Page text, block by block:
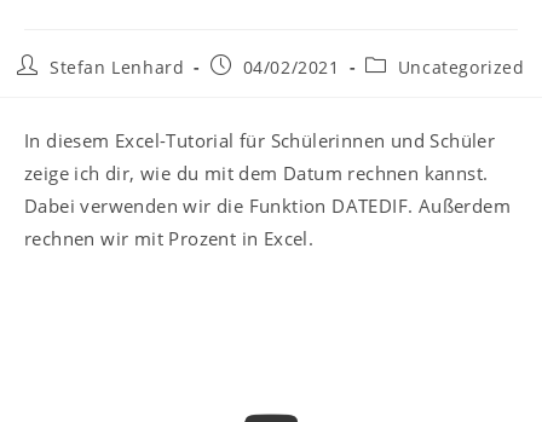
Stefan Lenhard 04/02/2021 Uncategorized
In diesem Excel-Tutorial für Schülerinnen und Schüler
zeige ich dir, wie du mit dem Datum rechnen kannst.
Dabei verwenden wir die Funktion DATEDIF. Außerdem
rechnen wir mit Prozent in Excel.